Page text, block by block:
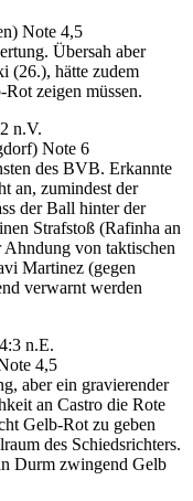
Note 4,5
Übersah aber
(26.), hätte zudem
zeigen müssen.
n.V.
Note 6
des BVB. Erkannte
an, zumindest der
der Ball hinter der
Strafstoß (Rafinha an
Ahndung von taktischen
Martinez (gegen
verwarnt werden
n.E.
4,5
aber ein gravierender
an Castro die Rote
Gelb-Rot zu geben
des Schiedsrichters.
Durm zwingend Gelb